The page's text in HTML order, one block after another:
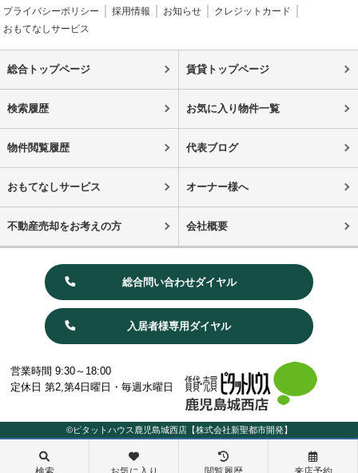
プライバシーポリシー
採用情報 お知らせ
クレジットカード
おもてなしサービス
総合トップページ 賃貸トップページ
検索履歴 お気に入り物件一覧
物件閲覧履歴 代表ブログ
おもてなしサービス オーナー様へ
不動産売却をお考えの方 会社概要
総合問い合わせダイヤル
入居者様専用ダイヤル
営業時間 9:30～18:00
定休日 第2,第4日曜日・毎週水曜日
©ピタットハウス鹿児島城西店【株式会社新聖都市開発】